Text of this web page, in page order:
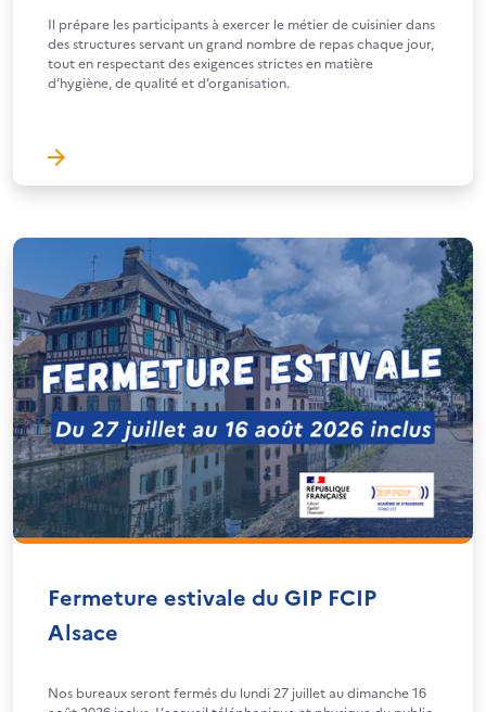
Il prépare les participants à exercer le métier de cuisinier dans
des structures servant un grand nombre de repas chaque jour,
tout en respectant des exigences strictes en matière
d’hygiène, de qualité et d’organisation.
Fermeture estivale du GIP FCIP
Alsace
Nos bureaux seront fermés du lundi 27 juillet au dimanche 16